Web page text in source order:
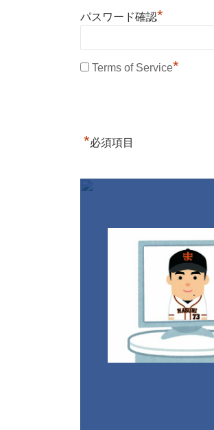
パスワード確認*
Terms of Service*
*必須項目